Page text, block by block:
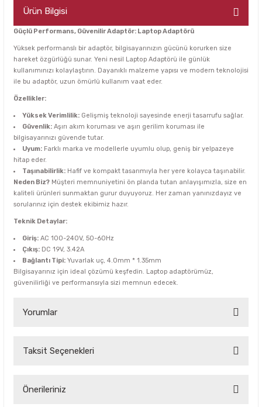
Ürün Bilgisi
Güçlü Performans, Güvenilir Adaptör: Laptop Adaptörü
Yüksek performanslı bir adaptör, bilgisayarınızın gücünü korurken size
hareket özgürlüğü sunar. Yeni nesil Laptop Adaptörü ile günlük
kullanımınızı kolaylaştırın. Dayanıklı malzeme yapısı ve modern teknolojisi
ile bu adaptör, uzun ömürlü kullanım vaat eder.
Özellikler:
Yüksek Verimlilik: Gelişmiş teknoloji sayesinde enerji tasarrufu sağlar.
Güvenlik: Aşırı akım koruması ve aşırı gerilim koruması ile
bilgisayarınızı güvende tutar.
Uyum: Farklı marka ve modellerle uyumlu olup, geniş bir yelpazeye
hitap eder.
Taşınabilirlik: Hafif ve kompakt tasarımıyla her yere kolayca taşınabilir.
Neden Biz? Müşteri memnuniyetini ön planda tutan anlayışımızla, size en
kaliteli ürünleri sunmaktan gurur duyuyoruz. Her zaman yanınızdayız ve
sorularınız için destek ekibimiz hazır.
Teknik Detaylar:
Giriş: AC 100-240V, 50-60Hz
Çıkış: DC 19V, 3.42A
Bağlantı Tipi: Yuvarlak uç, 4.0mm * 1.35mm
Bilgisayarınız için ideal çözümü keşfedin. Laptop adaptörümüz,
güvenilirliği ve performansıyla sizi memnun edecek.
Yorumlar
Bu ürüne ilk yorumu siz yapın!
Taksit Seçenekleri
Önerileriniz